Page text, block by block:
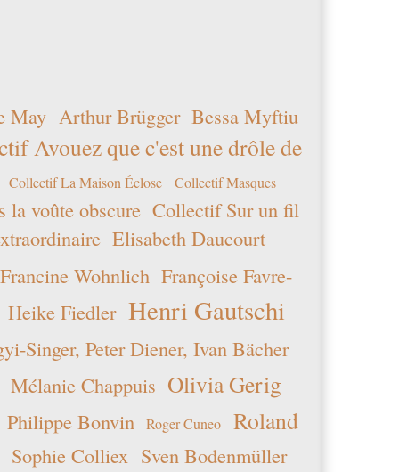
May Arthur Brügger Bessa Myftiu
Avouez que c'est une drôle de
Collectif La Maison Éclose Collectif Masques
la voûte obscure Collectif Sur un fil
Elisabeth Daucourt
Francine Wohnlich Françoise Favre-
Heike Fiedler Henri Gautschi
Singer, Peter Diener, Ivan Bächer
Mélanie Chappuis Olivia Gerig
Philippe Bonvin Roger Cuneo Roland
Sophie Colliex Sven Bodenmüller